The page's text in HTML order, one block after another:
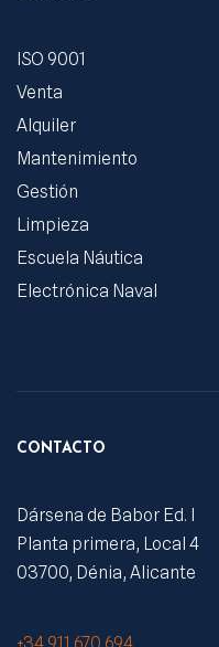
ISO 9001
Venta
Alquiler
Mantenimiento
Gestión
Limpieza
Escuela Náutica
Electrónica Naval
CONTACTO
Dársena de Babor Ed. I
Planta primera, Local 4
03700, Dénia, Alicante